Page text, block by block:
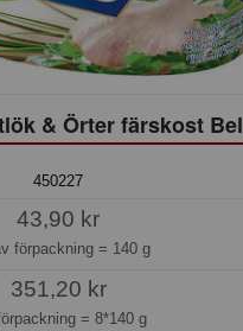
& Örter färskost Bel
450227
43,90 kr
förpackning = 140 g
351,20 kr
= 8*140 g